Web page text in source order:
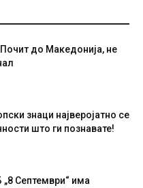
до Македонија, не
знаци најверојатно се
што ги познавате!
Септември“ има